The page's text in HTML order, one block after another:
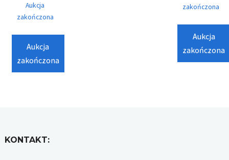
Aukcja
zakończona
Aukcja
zakończona
zakończona
Aukcja
zakończona
KONTAKT: